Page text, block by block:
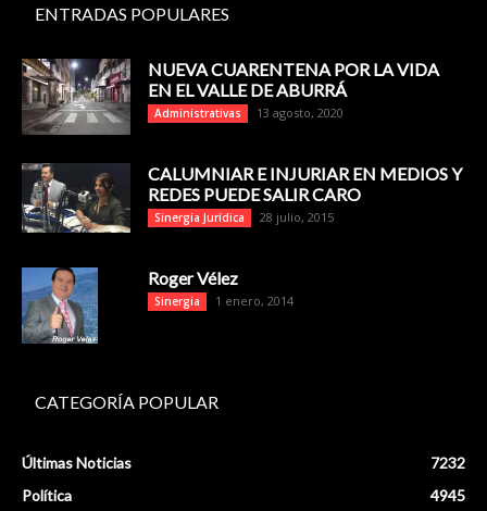
ENTRADAS POPULARES
NUEVA CUARENTENA POR LA VIDA
EN EL VALLE DE ABURRÁ
Administrativas 13 agosto, 2020
CALUMNIAR E INJURIAR EN MEDIOS Y
REDES PUEDE SALIR CARO
Sinergia Jurídica 28 julio, 2015
Roger Vélez
Sinergia 1 enero, 2014
CATEGORÍA POPULAR
Últimas Noticias
7232
Política
4945